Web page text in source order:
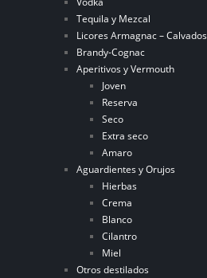
Tequila y Mezcal
Licores Armagnac – Calvados
Brandy-Cognac
Aperitivos y Vermouth
Joven
Reserva
Seco
Extra seco
Amaro
Aguardientes y Orujos
Hierbas
Crema
Blanco
Cilantro
Miel
Otros destilados